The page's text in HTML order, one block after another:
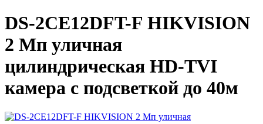
DS-2CE12DFT-F HIKVISION
2 Мп уличная
цилиндрическая HD-TVI
камера с подсветкой до 40м